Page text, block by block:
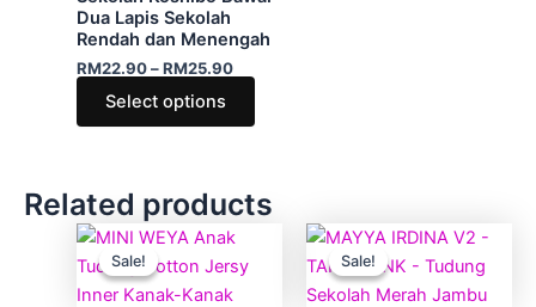
Dua Lapis Sekolah
Rendah dan Menengah
RM22.90 – RM25.90
Select options
be
chosen
page
Related products
Sale!
Sale!
Original
price
was:
RM11.90.
Current
is:
RM5.90.
product
Sale!
Sale!
Original
was:
RM39.00.
Current
is:
RM15.90.
This
has